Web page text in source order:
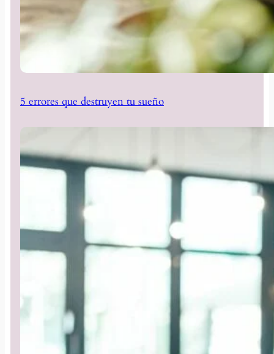
5 errores que destruyen tu sueño